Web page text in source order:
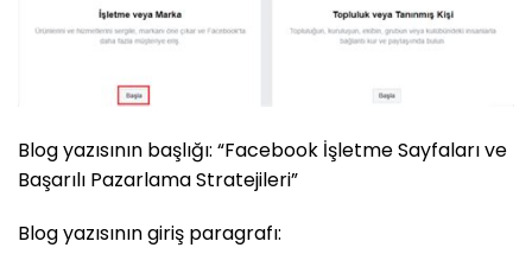
Blog yazısının başlığı: “Facebook İşletme Sayfaları ve
Başarılı Pazarlama Stratejileri”
Blog yazısının giriş paragrafı: